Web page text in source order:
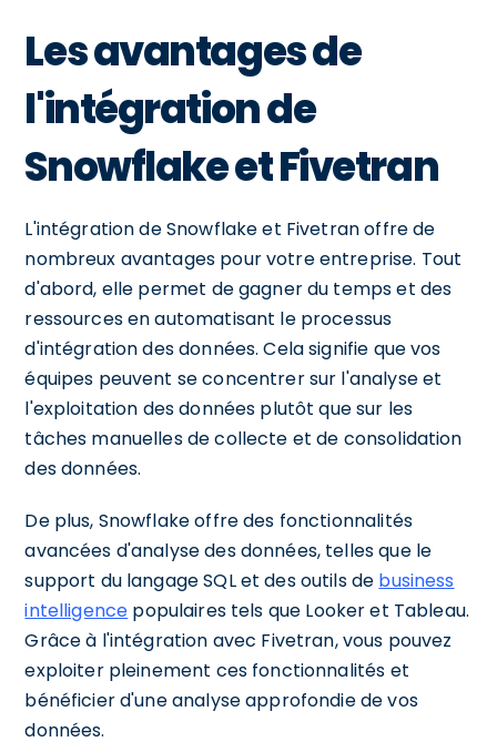
Les avantages de
l'intégration de
Snowflake et Fivetran
L'intégration de Snowflake et Fivetran offre de
nombreux avantages pour votre entreprise. Tout
d'abord, elle permet de gagner du temps et des
ressources en automatisant le processus
d'intégration des données. Cela signifie que vos
équipes peuvent se concentrer sur l'analyse et
l'exploitation des données plutôt que sur les
tâches manuelles de collecte et de consolidation
des données.
De plus, Snowflake offre des fonctionnalités
avancées d'analyse des données, telles que le
support du langage SQL et des outils de business
intelligence populaires tels que Looker et Tableau.
Grâce à l'intégration avec Fivetran, vous pouvez
exploiter pleinement ces fonctionnalités et
bénéficier d'une analyse approfondie de vos
données.